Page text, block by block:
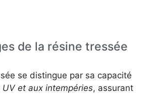
de la résine tressée
se distingue par sa capacité
et aux intempéries, assurant